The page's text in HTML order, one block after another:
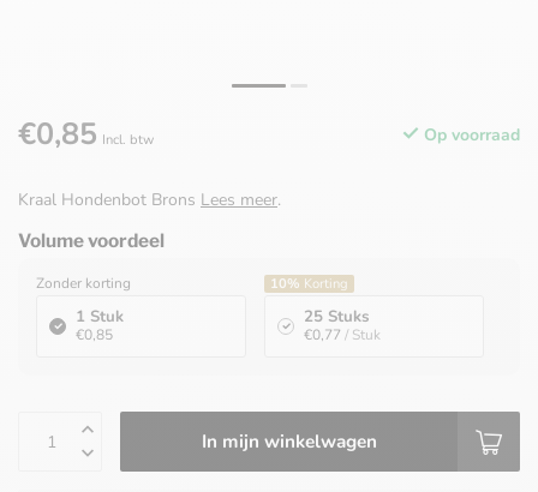
€0,85 Incl. btw Op voorraad
Kraal Hondenbot Brons Lees meer.
Volume voordeel
Zonder korting
1 Stuk
€0,85
10% Korting
25 Stuks
€0,77 / Stuk
In mijn winkelwagen